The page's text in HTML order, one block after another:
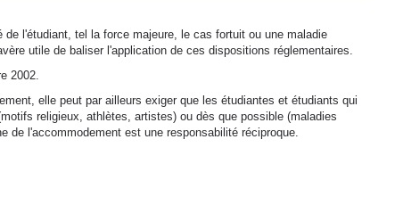
de l'étudiant, tel la force majeure, le cas fortuit ou une maladie
utile de baliser l'application de ces dispositions réglementaires.
2002.
elle peut par ailleurs exiger que les étudiantes et étudiants qui
religieux, athlètes, artistes) ou dès que possible (maladies
de l'accommodement est une responsabilité réciproque.